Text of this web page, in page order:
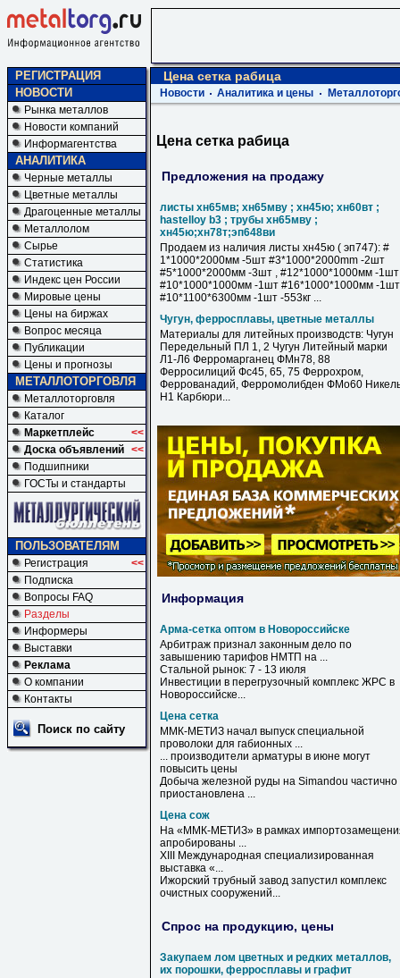
РЕГИСТРАЦИЯ
НОВОСТИ
Рынка металлов
Новости компаний
Информагентства
АНАЛИТИКА
Черные металлы
Цветные металлы
Драгоценные металлы
Металлолом
Сырье
Статистика
Индекс цен России
Мировые цены
Цены на биржах
Вопрос месяца
Публикации
Цены и прогнозы
МЕТАЛЛОТОРГОВЛЯ
Металлоторговля
Каталог
Маркетплейс
<<
Доска объявлений <<
Подшипники
ГОСТы и стандарты
ПОЛЬЗОВАТЕЛЯМ
Регистрация
<<
Подписка
Вопросы FAQ
Разделы
Информеры
Выставки
Реклама
О компании
Контакты
Поиск по сайту
Цена сетка рабица
Новости Аналитика и цены
Цена сетка рабица
Предложения на продажу
листы хн65мв; хн65мву ; хн45ю; хн60вт ;
hastelloy b3 ; трубы хн65мву ;
хн45ю;хн78т;эп648ви
Продаем из наличия листы хн45ю ( эп747): #
1*1000*2000мм -5шт #3*1000*2000mm -2шт
#5*1000*2000мм -3шт , #12*1000*1000мм -1шт
#10*1000*1000мм -1шт #16*1000*1000мм -
#10*1100*6300мм -1шт -553кг ...
Чугун, ферросплавы, цветные металлы
Материалы для литейных производств: Чугун
Передельный ПЛ 1, 2 Чугун Литейный марки
Л1-Л6 Ферромарганец ФМн78, 88
Ферросилиций Фс45, 65, 75 Феррохром,
Феррованадий, Ферромолибден ФМо60
Н1 Карбюри...
Информация
Арма-сетка оптом в Новороссийске
Арбитраж признал законным дело по
завышению тарифов НМТП на ...
Стальной рынок: 7 - 13 июля
Инвестиции в перегрузочный комплекс ЖРС в
Новороссийске...
Цена сетка
ММК-МЕТИЗ начал выпуск специальной
проволоки для габионных ...
... производители арматуры в июне могут
повысить цены
Добыча железной руды на Simandou частично
приостановлена ...
Цена сож
На «ММК-МЕТИЗ» в рамках
апробированы ...
XIII Международная специализированная
выставка «...
Ижорский трубный завод запустил комплекс
очистных сооружений...
Спрос на продукцию, цены
Закупаем лом цветных и редких металлов,
их порошки, ферросплавы и графит